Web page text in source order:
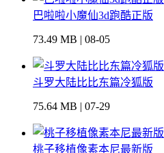
巴啦啦小魔仙3d跑酷正版
73.49 MB | 08-05
斗罗大陆比比东篇冷狐版
75.64 MB | 07-29
桃子移植像素本尼最新版